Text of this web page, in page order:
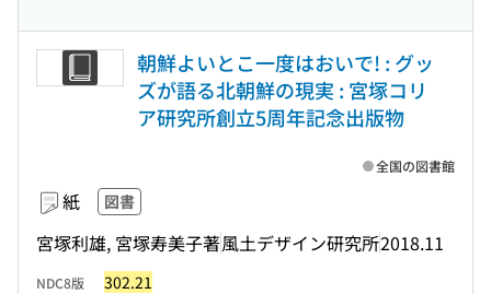
朝鮮よいとこ一度はおいで! : グッ
ズが語る北朝鮮の現実 : 宮塚コリ
ア研究所創立5周年記念出版物
紙 図書
宮塚利雄, 宮塚寿美子著風土デザイン研究所2018.11
全国の図書館
NDC8版 302.21